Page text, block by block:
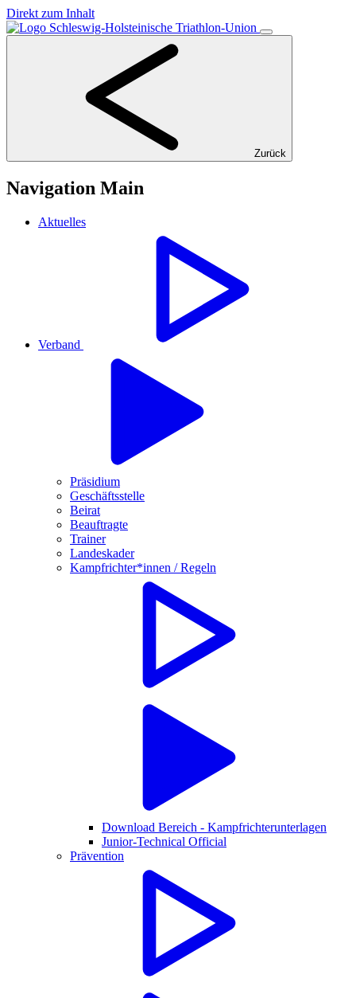
Direkt zum Inhalt
Zurück
Navigation Main
Aktuelles
Verband
Präsidium
Geschäftsstelle
Beirat
Beauftragte
Trainer
Landeskader
Kampfrichter*innen / Regeln
Download Bereich - Kampfrichterunterlagen
Junior-Technical Official
Prävention